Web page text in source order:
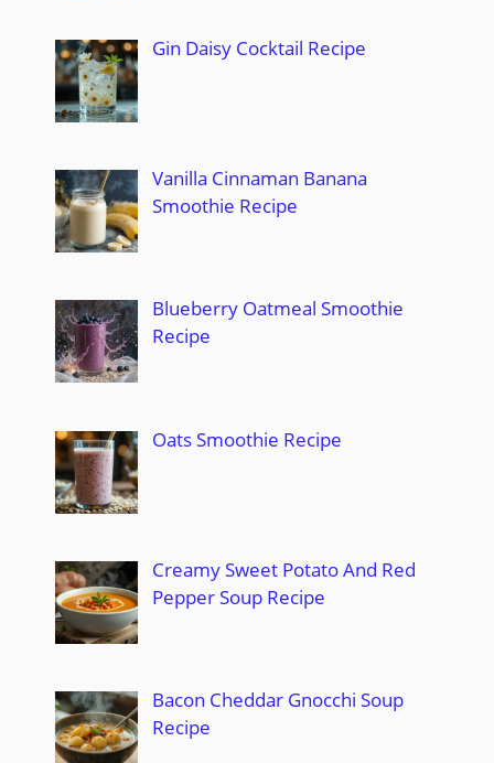
Gin Daisy Cocktail Recipe
Vanilla Cinnaman Banana
Smoothie Recipe
Blueberry Oatmeal Smoothie
Recipe
Oats Smoothie Recipe
Creamy Sweet Potato And Red
Pepper Soup Recipe
Bacon Cheddar Gnocchi Soup
Recipe